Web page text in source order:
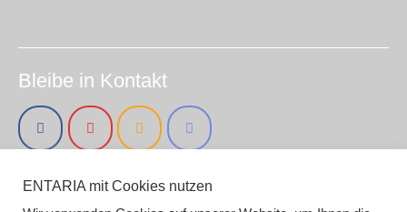
Bleibe in Kontakt
Impressum (smirc.de)
ENTARIA mit Cookies nutzen